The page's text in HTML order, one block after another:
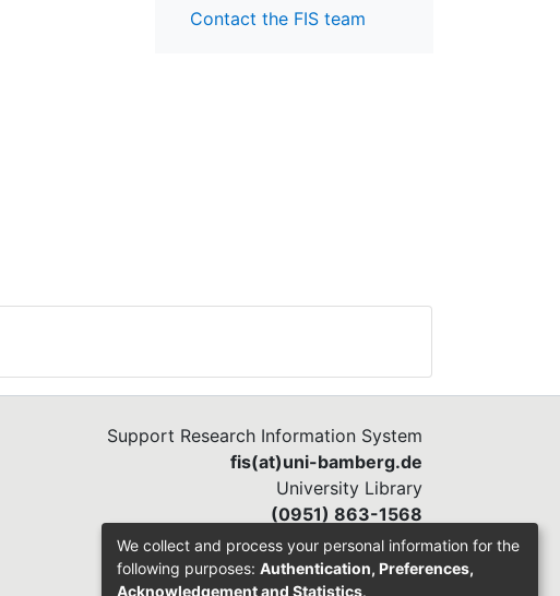
Contact the FIS team
Support Research Information System
fis(at)uni-bamberg.de
University Library
(0951) 863-1568
We collect and process your personal information for the
following purposes: Authentication, Preferences,
Acknowledgement and Statistics.